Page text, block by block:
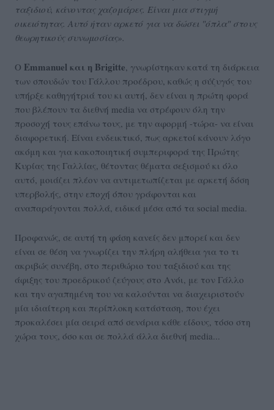
ταξιδιού, κάνοντας χαζομάρες. Είναι μια στιγμή
οικειότητας. Αυτό ήταν αρκετό για να δώσει "όπλα" στους
θεωρητικούς συνωμοσίας».
Ο Emmanuel και η Brigitte, γνωρίστηκαν κατά τη διάρκεια
των σπουδών του Γάλλου προέδρου, καθώς η σύζυγός του
υπήρξε καθηγήτριά του κι αυτή, δεν είναι η πρώτη φορά
που βλέπουν τα διεθνή media να στρέφουν όλη την
προσοχή τους επάνω τους, με την αφορμή -τώρα- να είναι
διαφορετική. Είναι ενδεικτικό, πως αρκετοί κάνουν λόγο
ακόμη και για κακοποιητική συμπεριφορά της Πρώτης
Κυρίας της Γαλλίας, θέτοντας θέματα σεξισμού κι όλο
αυτό, μοιάζει πλέον να αντιμετωπίζεται με αρκετή δόση
υπερβολής, στην εποχή όπου γράφονται και
αναπαράγονται πολλά, ειδικά μέσα από τα social media.
Προφανώς, σε αυτή τη φάση κανείς δεν μπορεί και δεν
είναι σε θέση να γνωρίζει την πλήρη αλήθεια για το τι
ακριβώς συνέβη, στο περιθώριο του ταξιδιού και της
άφιξης του προεδρικού ζεύγους στο Ανόι, με τον Γάλλο
και την αγαπημένη του να καλούνται να διαχειριστούν
μία ιδιαίτερη και περίπλοκη κατάσταση, που έχει
προκαλέσει μία σειρά από σενάρια κάθε είδους, τόσο στη
χώρα τους, όσο και σε πολλά άλλα διεθνή media...